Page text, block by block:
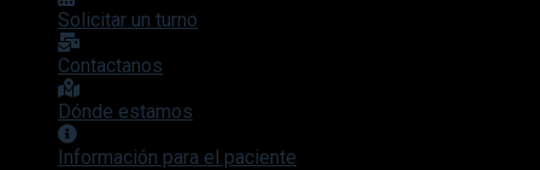
Solicitar un turno
Contactanos
Dónde estamos
Información para el paciente